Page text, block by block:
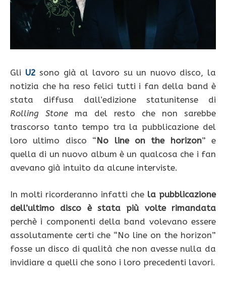
Gli U2 sono già al lavoro su un nuovo disco, la
notizia che ha reso felici tutti i fan della band è
stata diffusa dall’edizione statunitense di
Rolling Stone ma del resto che non sarebbe
trascorso tanto tempo tra la pubblicazione del
loro ultimo disco “No line on the horizon” e
quella di un nuovo album è un qualcosa che i fan
avevano già intuito da alcune interviste.
In molti ricorderanno infatti che la pubblicazione
dell’ultimo disco è stata più volte rimandata
perchè i componenti della band volevano essere
assolutamente certi che “No line on the horizon”
fosse un disco di qualità che non avesse nulla da
invidiare a quelli che sono i loro precedenti lavori.